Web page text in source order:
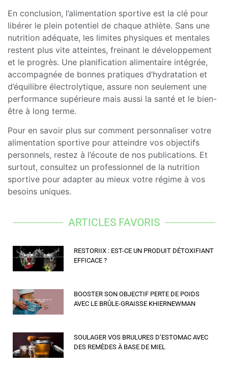
En conclusion, l’alimentation sportive est la clé pour
libérer le plein potentiel de chaque athlète. Sans une
nutrition adéquate, les limites physiques et mentales
restent plus vite atteintes, freinant le développement
et le progrès. Une planification alimentaire intégrée,
accompagnée de bonnes pratiques d’hydratation et
d’équilibre électrolytique, assure non seulement une
performance supérieure mais aussi la santé et le bien-
être à long terme.
Pour en savoir plus sur comment personnaliser votre
alimentation sportive pour atteindre vos objectifs
personnels, restez à l’écoute de nos publications. Et
surtout, consultez un professionnel de la nutrition
sportive pour adapter au mieux votre régime à vos
besoins uniques.
ARTICLES FAVORIS
RESTORIIX : EST-CE UN PRODUIT DÉTOXIFIANT
EFFICACE ?
BOOSTER SON OBJECTIF PERTE DE POIDS
AVEC LE BRÛLE-GRAISSE KHIERNEWMAN
SOULAGER VOS BRULURES D’ESTOMAC AVEC
DES REMÈDES À BASE DE MIEL